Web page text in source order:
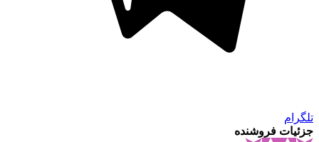
تلگرام
جزئیات فروشنده